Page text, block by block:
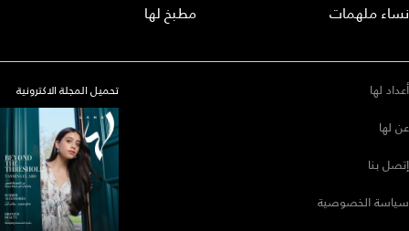
نساء ملهمات
مطبخ لها
أعداد لها
عن لها
إتصل بنا
سياسة الخصوصية
تحميل المجلة الاكترونية